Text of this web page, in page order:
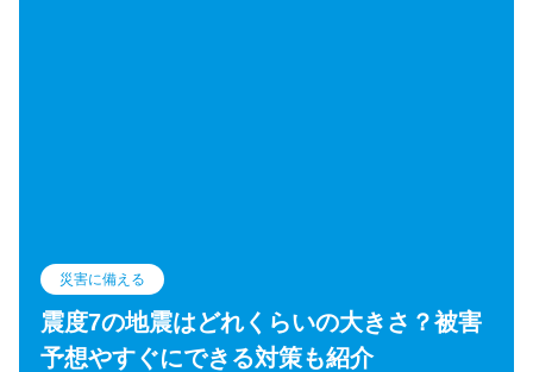
災害に備える
震度7の地震はどれくらいの大きさ？被害
予想やすぐにできる対策も紹介